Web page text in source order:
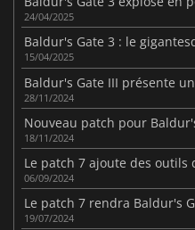
24/04/2025
15/04/2025
28/11/2024
18/11/2024
06/09/2024
Le patch 7 rendra Baldur's
19/07/2024